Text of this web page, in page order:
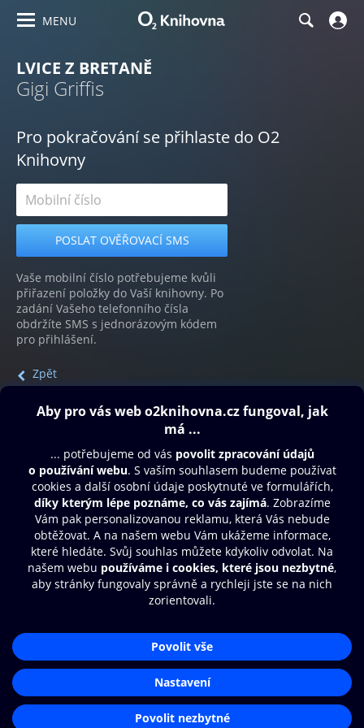
MENU
LVICE Z BRETANĚ
Gigi Griffis
Pro pokračování se přihlaste do O2
Knihovny
Vaše mobilní číslo potřebujeme kvůli
přiřazení položky do Vaší knihovny. Po
zadání Vašeho telefonního čísla
obdržíte SMS s jednorázovým kódem
pro přihlášení.
Zpět
Obsah ke stažení
Moje O2 Knihovna
Další zábava
© O2 Czech Republic a.s.
Přístupnost
Zásady zpracování osobních údajů
Nastavení cookies
Aplikace O2 Knihovna
Čti a poslouchej své e-knihy a
audioknihy rychleji a pohodlněji.